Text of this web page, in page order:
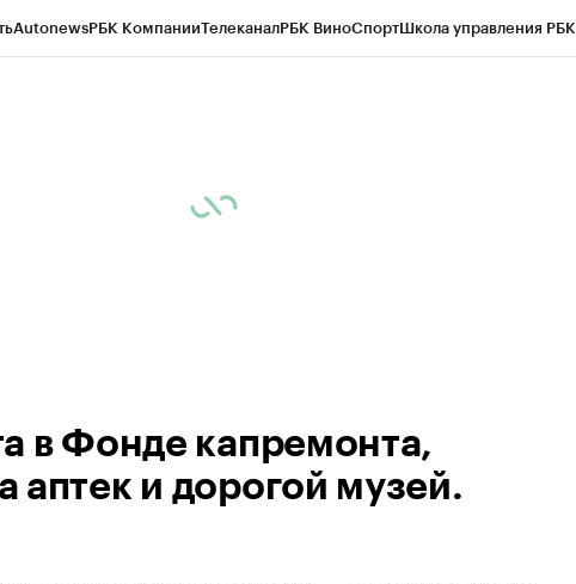
AutonewsРБК КомпанииТелеканалРБК ВиноСпортШкола управления РБК
в Фонде капремонта,
аптек и дорогой музей.